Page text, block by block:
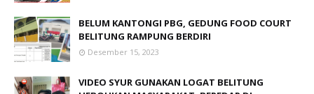
BELUM KANTONGI PBG, GEDUNG FOOD COURT
BELITUNG RAMPUNG BERDIRI
Desember 15, 2023
VIDEO SYUR GUNAKAN LOGAT BELITUNG